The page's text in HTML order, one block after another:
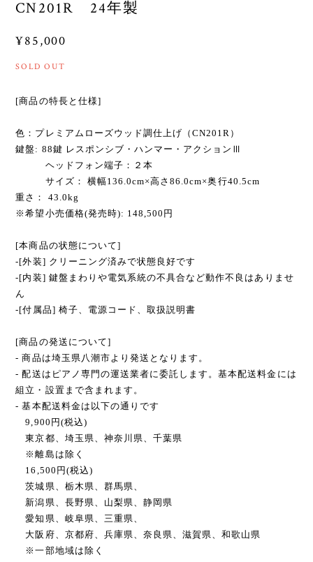
CN201R 24年製
¥85,000
SOLD OUT
[商品の特長と仕様]
色：プレミアムローズウッド調仕上げ（CN201R）
鍵盤: 88鍵 レスポンシブ・ハンマー・アクションⅢ
ヘッドフォン端子：２本
サイズ： 横幅136.0cm×高さ86.0cm×奥行40.5cm
重さ： 43.0kg
※希望小売価格(発売時): 148,500円
[本商品の状態について]
-[外装] クリーニング済みで状態良好です
-[内装] 鍵盤まわりや電気系統の不具合など動作不良はありませ
ん
-[付属品] 椅子、電源コード、取扱説明書
[商品の発送について]
- 商品は埼玉県八潮市より発送となります。
- 配送はピアノ専門の運送業者に委託します。基本配送料金には
組立・設置まで含まれます。
- 基本配送料金は以下の通りです
9,900円(税込)
東京都、埼玉県、神奈川県、千葉県
※離島は除く
16,500円(税込)
茨城県、栃木県、群馬県、
新潟県、長野県、山梨県、静岡県
愛知県、岐阜県、三重県、
大阪府、京都府、兵庫県、奈良県、滋賀県、和歌山県
※一部地域は除く